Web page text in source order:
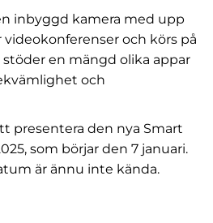
inbyggd kamera med upp
och körs på
stöder en mängd olika appar
och
presentera den nya Smart
som börjar den 7 januari.
är ännu inte kända.